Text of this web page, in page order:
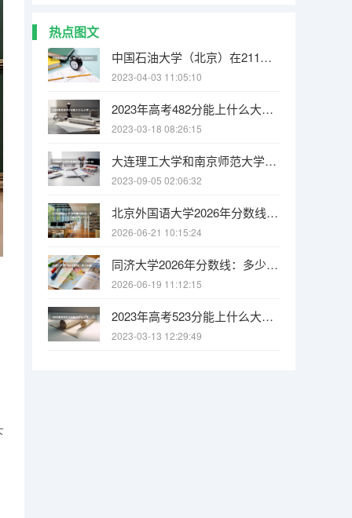
热点图文
中国石油大学（北京）在211院校中排名第几 北京大学学费是多少
2023-04-03 11:05:10
2023年高考482分能上什么大学 2023年高考376分能上什么大学
2023-03-18 08:26:15
大连理工大学和南京师范大学哪个好 录取分数线对比
2023-09-05 02:06:32
北京外国语大学2026年分数线：多少分能上？考多少名才敢报？
2026-06-21 10:15:24
同济大学2026年分数线：多少分能上？考多少名才敢报？
2026-06-19 11:12:15
2023年高考523分能上什么大学 2023年高考376分能上什么大学
2023-03-13 12:29:49